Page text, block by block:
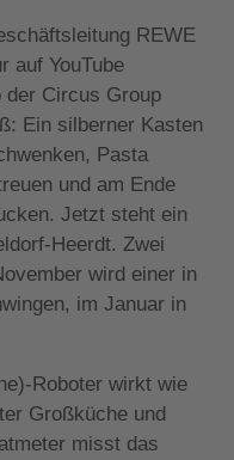
REWE
auf YouTube
der Circus Group
Ein silberner Kasten
Pasta
und am Ende
Jetzt steht ein
Heerdt. Zwei
wird einer in
im Januar in
Roboter wirkt wie
Großküche und
misst das